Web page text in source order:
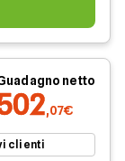
netto
,07€
clienti